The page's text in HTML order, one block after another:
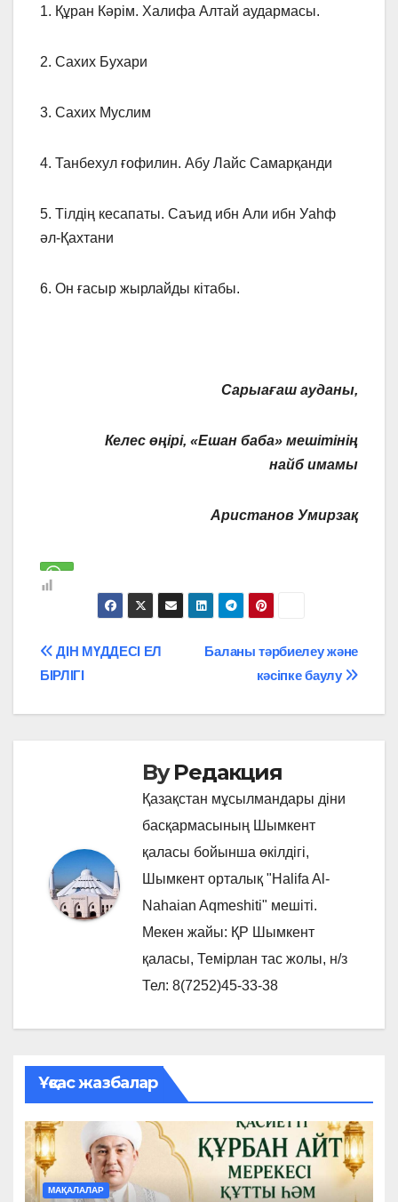
1. Құран Кәрім. Халифа Алтай аудармасы.
2. Сахих Бухари
3. Сахих Муслим
4. Танбехул ғофилин. Абу Лайс Самарқанди
5. Тілдің кесапаты. Саъид ибн Али ибн Уаһф
әл-Қахтани
6. Он ғасыр жырлайды кітабы.
Сарыағаш ауданы,
Келес өңірі, «Ешан баба» мешітінің
найб имамы
Аристанов Умирзақ
Навигация
Баланы тәрбиелеу және
кәсіпке баулу
ДІН МҮДДЕСІ ЕЛ
БІРЛІГІ
ByРедакция
Қазақстан мұсылмандары діни
басқармасының Шымкент
қаласы бойынша өкілдігі,
Шымкент орталық "Halifa Al-
Nahaian Aqmeshiti" мешіті.
Мекен жайы: ҚР Шымкент
қаласы, Темірлан тас жолы, н/з
Тел: 8(7252)45-33-38
Ұқсас жазбалар
МАҚАЛАЛАР